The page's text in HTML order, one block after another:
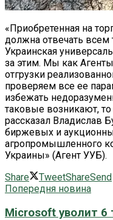
«Приобретенная на
должна отвечать всем
Украинская
за этим. Мы как
отгрузки
проверяем все ее
избежать
таковые возникают,
рассказал Владислав
биржевых и
агропромышленного
Украины» (Агент УУБ).
Share
TweetShareSend
Попередня новина
Microsoft уволит 6